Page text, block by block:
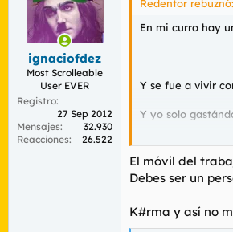
ignaciofdez
Most Scrolleable
User EVER
Registro
27 Sep 2012
Mensajes
32.930
Reacciones
26.522
Redentor rebuznó:
En mi curro hay
Y se fue a vivir
Y yo solo
Si no, uso el
El móvil del
Debes ser un
K#rma y así no